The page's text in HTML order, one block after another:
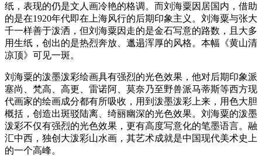
纸，表现的仍是文人画冷艳的格调。而刘海粟因居国内，借助
的是在1920年代即在上海风行的后期印象主义。刘海粟与张大
千一样善于泼洒，但刘海粟因走的是金石写意的路数，且大多
用生纸，创出的是热烈奔放、邋遢浑厚的风格。本幅《黄山清
凉顶》可见一斑。
刘海粟的泼墨泼彩绘画具有强烈的光色效果，他对后期印象派
塞尚、梵高、高更、雷诺阿、莫奈乃至野兽派马蒂斯等西方现
代画家的绘画成分都有所吸收，用到泼墨泼彩上来，用色大胆
概括，创造出斑驳陆离、绮丽幽深的光色效果。刘海粟的泼墨
泼彩不仅有强烈的光色效果，更有高度写意化的笔墨语言。融
汇中西，独创大泼彩山水画，其艺术成就是中国现代美术史上
的一个高峰。